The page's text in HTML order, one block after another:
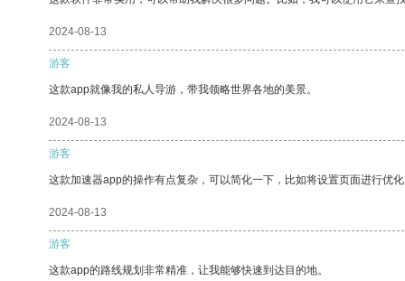
2024-08-13
游客
这款app就像我的私人导游，带我领略世界各地的美景。
2024-08-13
游客
这款加速器app的操作有点复杂，可以简化一下，比如将设置页面进行优
2024-08-13
游客
这款app的路线规划非常精准，让我能够快速到达目的地。